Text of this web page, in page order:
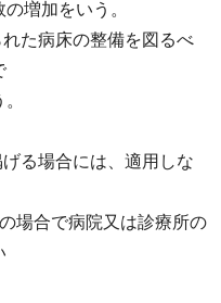
増加をいう。
れた病床の整備を図るべ
る場合には、適用しな
場合で病院又は診療所の